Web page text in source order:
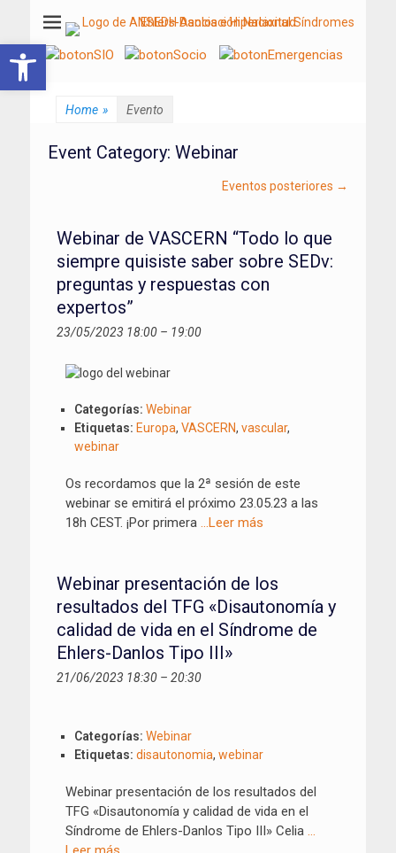
ANSEDH
Asociación Nacional del Síndrome de Ehlers-Danlos e Hiperlaxitud
Home » Evento
Event Category: Webinar
Eventos posteriores →
Webinar de VASCERN “Todo lo que
siempre quisiste saber sobre SEDv:
preguntas y respuestas con
expertos”
23/05/2023 18:00 – 19:00
Categorías: Webinar
Etiquetas: Europa, VASCERN, vascular,
webinar
Os recordamos que la 2ª sesión de este
webinar se emitirá el próximo 23.05.23 a las
18h CEST. ¡Por primera …Leer más
Webinar presentación de los
resultados del TFG «Disautonomía y
calidad de vida en el Síndrome de
Ehlers-Danlos Tipo III»
21/06/2023 18:30 – 20:30
Categorías: Webinar
Etiquetas: disautonomia, webinar
Webinar presentación de los resultados del
TFG «Disautonomía y calidad de vida en el
Síndrome de Ehlers-Danlos Tipo III» Celia …
Abrir barra de herramientas